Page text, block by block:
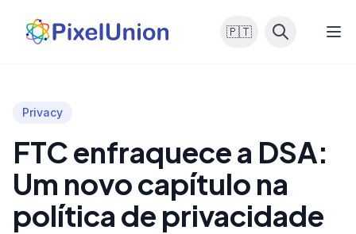
🇵🇹
Privacy
FTC enfraquece a DSA:
Um novo capítulo na
política de privacidade